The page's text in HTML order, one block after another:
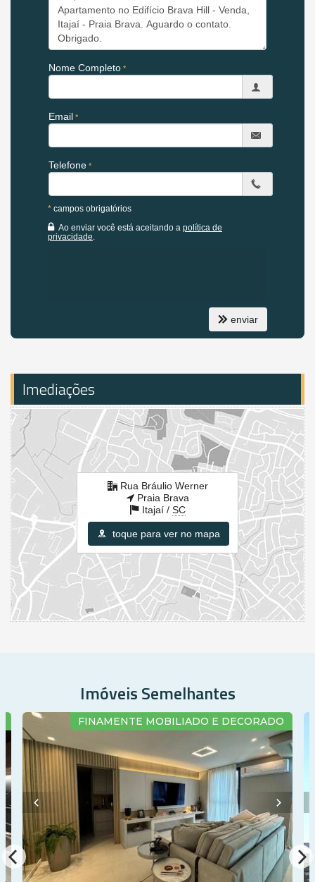
Piso Cerâmico
Piso de Madeira
Acabamento em Gesso
Área de Serviço
Sacada com Churrasqueira
Sala de Jantar
Banheiro Social
Lazer no Rooftop
Piscina
Portão Elétrico
Churrasqueira
Playground
Praia Brava
Nome Completo
Email
Telefone
* campos obrigatórios
Ao enviar você está aceitando a política de
privacidade
enviar
Imediações
Rua Bráulio Werner
Praia Brava
Itajaí / SC
toque para ver no mapa
Imóveis Semelhantes
FINAMENTE MOBILIADO E DECORADO